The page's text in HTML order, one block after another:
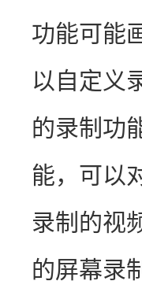
功能可能
以自定义
的录制功
能，可以
录制的视
的屏幕录